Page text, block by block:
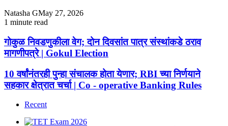
Natasha GMay 27, 2026
1 minute read
गोकुळ
निवडणुकीला
वेग;
दिवसांत
पात्र
ठराव
गोकुळ निवडणुकीला वेग; दोन दिवसांत पात्र संस्थांकडे ठराव
मागणीपत्रे | Gokul Election
10
वर्षांनंतरही
पुन्हा
संचालक
10 वर्षांनंतरही पुन्हा संचालक होता येणार; RBI च्या निर्णयाने
सहकार क्षेत्रात चर्चा | Co - operative Banking Rules
Recent